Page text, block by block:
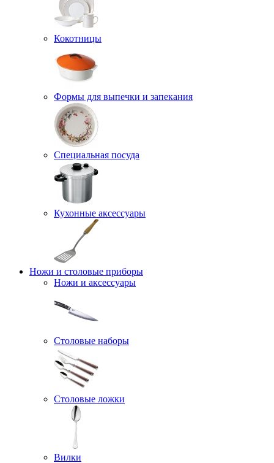
Кокотницы
Формы для выпечки и запекания
Специальная посуда
Кухонные аксессуары
Ножи и столовые приборы
Ножи и аксессуары
Столовые наборы
Столовые ложки
Вилки